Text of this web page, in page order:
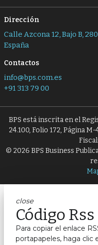
Dirección
Calle Azcona 12, Bajo B,
España
Contactos
info@bps.com.es
+91 313 79 00
BPS está inscrita en el
24.100, Folio 172, Página
© 2026 BPS Business
close
Código Rss
Para copiar el enlace
portapapeles, haga clic